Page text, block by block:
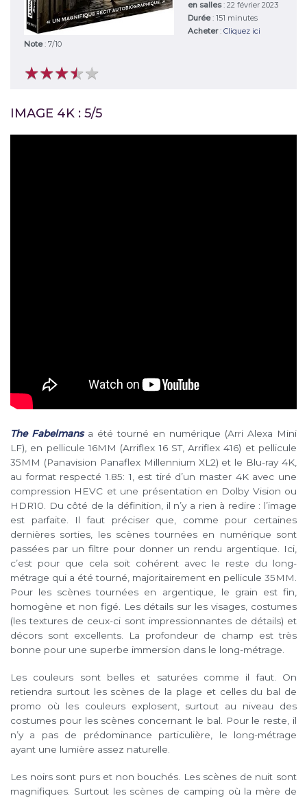
en salles: 22 février 2023
Durée: 151 minutes
Acheter: Cliquez ici
Note: 7/10
★★★★★
★★★★★
IMAGE 4K : 5/5
The Fabelmansa été tourné en numérique (Arri Alexa Mini
LF), en pellicule 16MM (Arriflex 16 ST, Arriflex 416) et pellicule
35MM (Panavision Panaflex Millennium XL2) et le Blu-ray 4K,
au format respecté 1.85: 1, est tiré d’un master 4K avec une
compression HEVC et une présentation en Dolby Vision ou
HDR10. Du côté de la définition, il n’y a rien à redire : l’image
est parfaite. Il faut préciser que, comme pour certaines
dernières sorties, les scènes tournées en numérique sont
passées par un filtre pour donner un rendu argentique. Ici,
c’est pour que cela soit cohérent avec le reste du long-
métrage qui a été tourné, majoritairement en pellicule 35MM.
Pour les scènes tournées en argentique, le grain est fin,
homogène et non figé. Les détails sur les visages, costumes
(les textures de ceux-ci sont impressionnantes de détails) et
décors sont excellents. La profondeur de champ est très
bonne pour une superbe immersion dans le long-métrage.
Les couleurs sont belles et saturées comme il faut. On
retiendra surtout les scènes de la plage et celles du bal de
promo où les couleurs explosent, surtout au niveau des
costumes pour les scènes concernant le bal. Pour le reste, il
n’y a pas de prédominance particulière, le long-métrage
ayant une lumière assez naturelle.
Les noirs sont purs et non bouchés. Les scènes de nuit sont
magnifiques. Surtout les scènes de camping où la mère de